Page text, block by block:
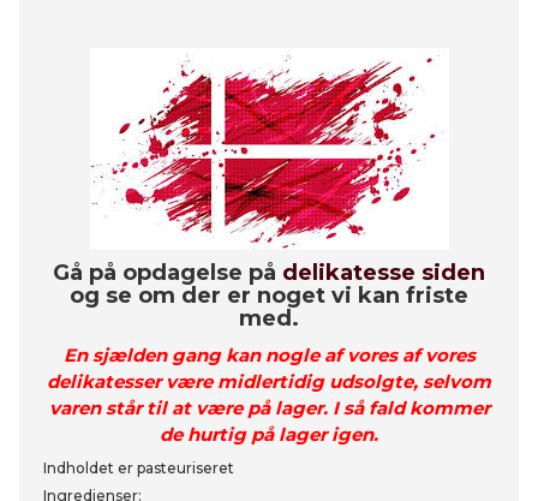
Gå på opdagelse på delikatesse siden
og se om der er noget vi kan friste
med.
En sjælden gang kan nogle af vores af vores
delikatesser være midlertidig udsolgte, selvom
varen står til at være på lager. I så fald kommer
de hurtig på lager igen.
Indholdet er pasteuriseret
Ingredienser: